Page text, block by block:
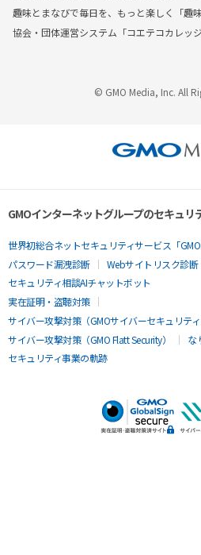
趣味とまなびで毎日を、もっと楽しく「趣味
協会・団体運営システム「コエテコカレッ
© GMO Media, Inc. All
GMOインターネットグループのセキュリ
世界初総合ネットセキュリティサービス「GMO
パスワード漏洩診断
Webサイトリスク診断
セキュリティ相談AIチャットボット
実在証明・盗聴対策
サイバー攻撃対策（GMOサイバーセキュリティ
サイバー攻撃対策（GMO Flatt Security）
な
セキュリティ事業の軌跡